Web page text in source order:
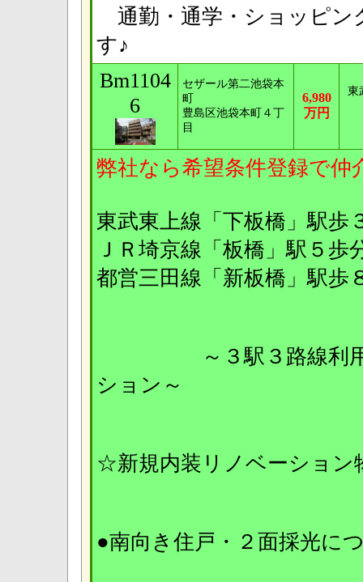
通勤・通学・ショッピ
す♪
Bm1104
6
セザール第二池袋本
町
豊島区池袋本町４丁
目
6,980
万円
東
弊社なら希望条件登録で仲
東武東上線「下板橋」
ＪＲ埼京線「板橋」駅
都営三田線「新板橋
～３駅３路線利用可
ション～
☆新規内装リノベーション
●南向き住戸・２面採光に